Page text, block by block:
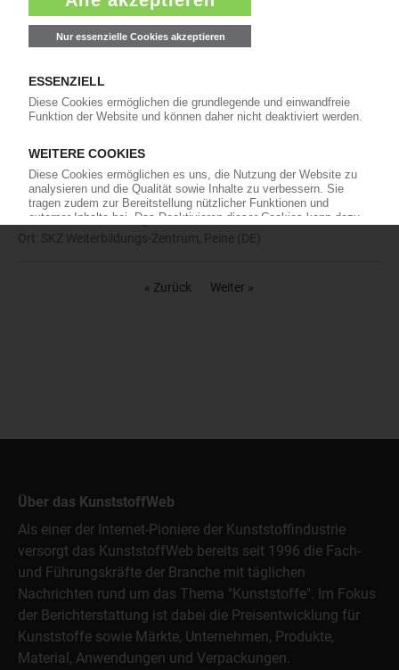
Ort: SKZ Weiterbildungs-Zentrum, Horb am Neckar (DE)
Grundlagen der Kunststoffchemie
Veranstalter: SKZ KFE gGmbH
Ort: ONLINE, Online (DE)
10.12. - 11.12.2026 Lehrgang
Kunststoffkleber nach DVS 2291
Veranstalter: SKZ KFE gGmbH
Ort: SKZ Weiterbildungs-Zentrum, Peine (DE)
« Zurück Weiter »
Über das KunststoffWeb
Als einer der Internet-Pioniere der Kunststoffindustrie
versorgt das KunststoffWeb bereits seit 1996 die Fach-
und Führungskräfte der Branche mit täglichen
Nachrichten rund um das Thema "Kunststoffe". Im Fokus
der Berichterstattung ist dabei die Preisentwicklung für
Kunststoffe sowie Märkte, Unternehmen, Produkte,
Material, Anwendungen und Verpackungen.